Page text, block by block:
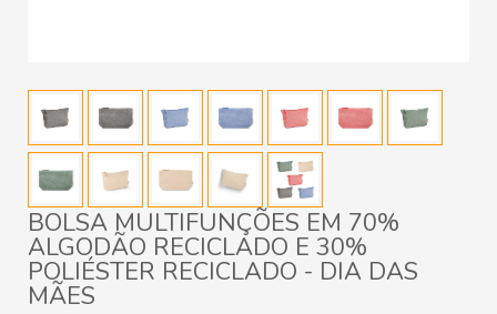
BOLSA MULTIFUNÇÕES EM 70%
ALGODÃO RECICLADO E 30%
POLIÉSTER RECICLADO - DIA DAS
MÃES